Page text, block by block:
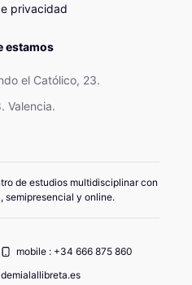
privacidad
estamos
el Católico, 23.
Valencia.
de estudios multidisciplinar con
semipresencial y online.
mobile : +34 666 875 860